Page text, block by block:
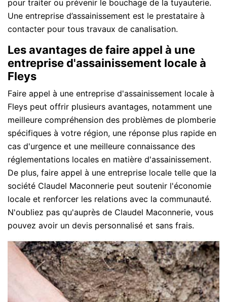
pour traiter ou prévenir le bouchage de la tuyauterie.
Une entreprise d’assainissement est le prestataire à
contacter pour tous travaux de canalisation.
Les avantages de faire appel à une
entreprise d'assainissement locale à
Fleys
Faire appel à une entreprise d'assainissement locale à
Fleys peut offrir plusieurs avantages, notamment une
meilleure compréhension des problèmes de plomberie
spécifiques à votre région, une réponse plus rapide en
cas d'urgence et une meilleure connaissance des
réglementations locales en matière d'assainissement.
De plus, faire appel à une entreprise locale telle que la
société Claudel Maconnerie peut soutenir l'économie
locale et renforcer les relations avec la communauté.
N'oubliez pas qu'auprès de Claudel Maconnerie, vous
pouvez avoir un devis personnalisé et sans frais.